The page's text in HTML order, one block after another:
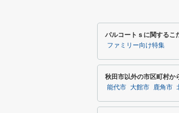
パルコートｓに関するこ
ファミリー向け特集
秋田市以外の市区町村か
能代市 大館市 鹿角市